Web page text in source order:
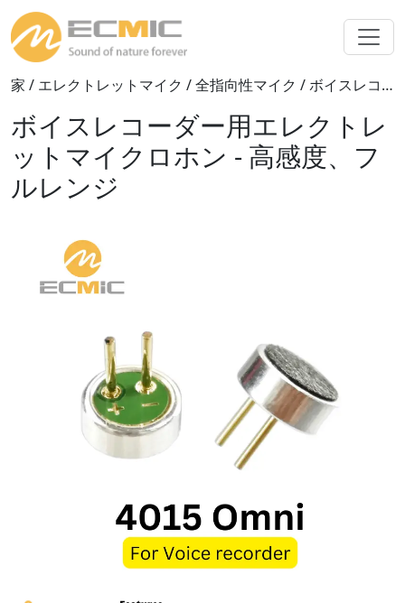
家 / エレクトレットマイク /全指向性マイク / ボイスレコーダー用エレクトレットマイク - 高感度、フルレンジ
ボイスレコーダー用エレクトレ
ットマイクロホン - 高感度、フ
ルレンジ